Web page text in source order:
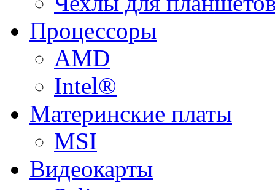
Процессоры
AMD
Intel®
Материнские платы
MSI
Видеокарты